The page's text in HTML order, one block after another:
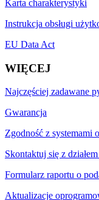
Karta charakterystyki
Instrukcja obsługi
EU Data Act
WIĘCEJ
Najczęściej zadawane
Gwarancja
Zgodność z systemami
Skontaktuj się z
Formularz raportu o
Aktualizacje